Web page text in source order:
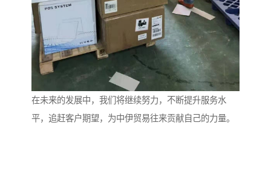
在未来的发展中，我们将继续努力，不断提升服务水
平，追赶客户期望，为中伊贸易往来贡献自己的力量。